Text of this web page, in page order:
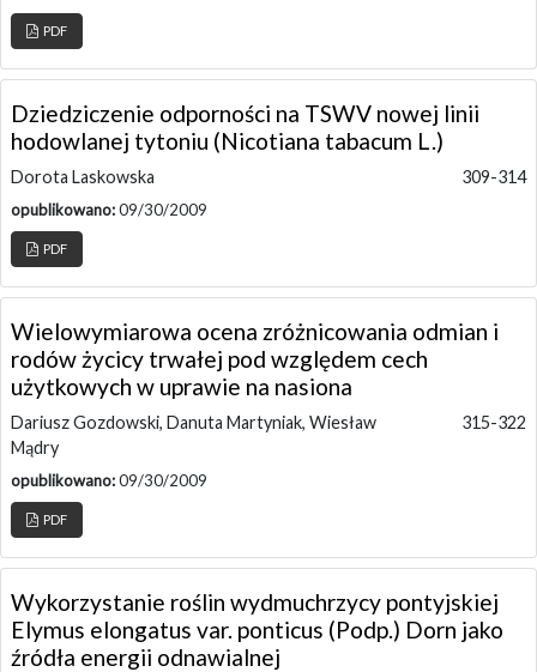
PDF
Dziedziczenie odporności na TSWV nowej linii
hodowlanej tytoniu (Nicotiana tabacum L.)
Dorota Laskowska 309-314
opublikowano:09/30/2009
PDF
Wielowymiarowa ocena zróżnicowania odmian i
rodów życicy trwałej pod względem cech
użytkowych w uprawie na nasiona
Dariusz Gozdowski, Danuta Martyniak, Wiesław
Mądry
315-322
opublikowano:09/30/2009
PDF
Wykorzystanie roślin wydmuchrzycy pontyjskiej
Elymus elongatus var. ponticus (Podp.) Dorn jako
źródła energii odnawialnej